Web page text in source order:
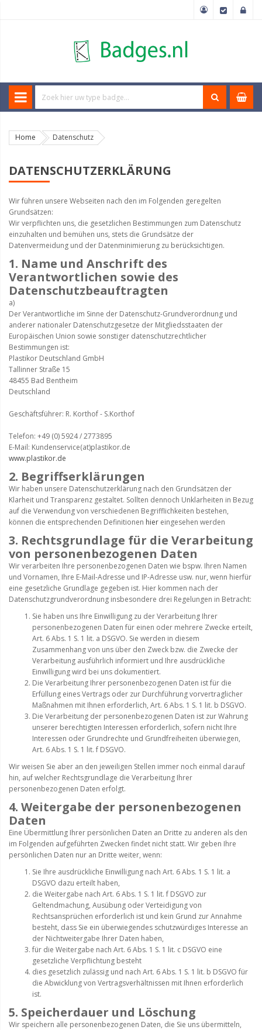
Home Datenschutz
DATENSCHUTZERKLÄRUNG
Wir führen unsere Webseiten nach den im Folgenden geregelten
Grundsätzen:
Wir verpflichten uns, die gesetzlichen Bestimmungen zum Datenschutz
einzuhalten und bemühen uns, stets die Grundsätze der
Datenvermeidung und der Datenminimierung zu berücksichtigen.
1. Name und Anschrift des
Verantwortlichen sowie des
Datenschutzbeauftragten
a)
Der Verantwortliche im Sinne der Datenschutz-Grundverordnung und
anderer nationaler Datenschutzgesetze der Mitgliedsstaaten der
Europäischen Union sowie sonstiger datenschutzrechtlicher
Bestimmungen ist:
Plastikor Deutschland GmbH
Tallinner Straße 15
48455 Bad Bentheim
Deutschland
Geschäftsführer: R. Korthof - S.Korthof
Telefon: +49 (0) 5924 / 2773895
E-Mail: Kundenservice(at)plastikor.de
www.plastikor.de
2. Begriffserklärungen
Wir haben unsere Datenschutzerklärung nach den Grundsätzen der
Klarheit und Transparenz gestaltet. Sollten dennoch Unklarheiten in Bezug
auf die Verwendung von verschiedenen Begrifflichkeiten bestehen,
können die entsprechenden Definitionen hier eingesehen werden
3. Rechtsgrundlage für die Verarbeitung
von personenbezogenen Daten
Wir verarbeiten Ihre personenbezogenen Daten wie bspw. Ihren Namen
und Vornamen, Ihre E-Mail-Adresse und IP-Adresse usw. nur, wenn hierfür
eine gesetzliche Grundlage gegeben ist. Hier kommen nach der
Datenschutzgrundverordnung insbesondere drei Regelungen in Betracht:
Sie haben uns Ihre Einwilligung zu der Verarbeitung Ihrer
personenbezogenen Daten für einen oder mehrere Zwecke erteilt,
Art. 6 Abs. 1 S. 1 lit. a DSGVO. Sie werden in diesem
Zusammenhang von uns über den Zweck bzw. die Zwecke der
Verarbeitung ausführlich informiert und Ihre ausdrückliche
Einwilligung wird bei uns dokumentiert.
Die Verarbeitung Ihrer personenbezogenen Daten ist für die
Erfüllung eines Vertrags oder zur Durchführung vorvertraglicher
Maßnahmen mit Ihnen erforderlich, Art. 6 Abs. 1 S. 1 lit. b DSGVO.
Die Verarbeitung der personenbezogenen Daten ist zur Wahrung
unserer berechtigten Interessen erforderlich, sofern nicht Ihre
Interessen oder Grundrechte und Grundfreiheiten überwiegen,
Art. 6 Abs. 1 S. 1 lit. f DSGVO.
Wir weisen Sie aber an den jeweiligen Stellen immer noch einmal darauf
hin, auf welcher Rechtsgrundlage die Verarbeitung Ihrer
personenbezogenen Daten erfolgt.
4. Weitergabe der personenbezogenen
Daten
Eine Übermittlung Ihrer persönlichen Daten an Dritte zu anderen als den
im Folgenden aufgeführten Zwecken findet nicht statt. Wir geben Ihre
persönlichen Daten nur an Dritte weiter, wenn:
Sie Ihre ausdrückliche Einwilligung nach Art. 6 Abs. 1 S. 1 lit. a
DSGVO dazu erteilt haben,
die Weitergabe nach Art. 6 Abs. 1 S. 1 lit. f DSGVO zur
Geltendmachung, Ausübung oder Verteidigung von
Rechtsansprüchen erforderlich ist und kein Grund zur Annahme
besteht, dass Sie ein überwiegendes schutzwürdiges Interesse an
der Nichtweitergabe Ihrer Daten haben,
für die Weitergabe nach Art. 6 Abs. 1 S. 1 lit. c DSGVO eine
gesetzliche Verpflichtung besteht
dies gesetzlich zulässig und nach Art. 6 Abs. 1 S. 1 lit. b DSGVO für
die Abwicklung von Vertragsverhältnissen mit Ihnen erforderlich
ist.
5. Speicherdauer und Löschung
Wir speichern alle personenbezogenen Daten, die Sie uns übermitteln,